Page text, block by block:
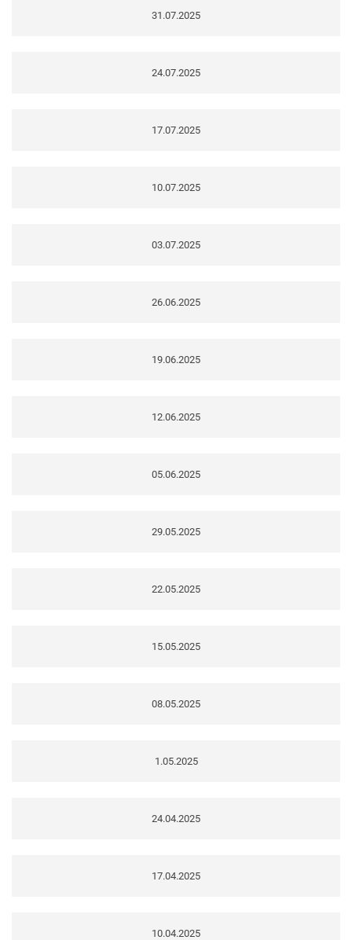
31.07.2025
24.07.2025
17.07.2025
10.07.2025
03.07.2025
26.06.2025
19.06.2025
12.06.2025
05.06.2025
29.05.2025
22.05.2025
15.05.2025
08.05.2025
1.05.2025
24.04.2025
17.04.2025
10.04.2025